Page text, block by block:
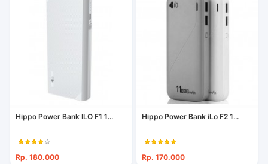
Hippo Power Bank ILO F1 1...
Rp. 180.000
Hippo Power Bank iLo F2 1...
Rp. 170.000